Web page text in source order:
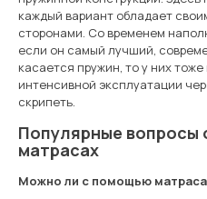
каждый вариант обладает
сторонами. Со временем
если он самый лучший,
касается пружин, то у них
интенсивной эксплуатации
скрипеть.
Популярные вопросы
матрасах
Можно ли с помощью матраса